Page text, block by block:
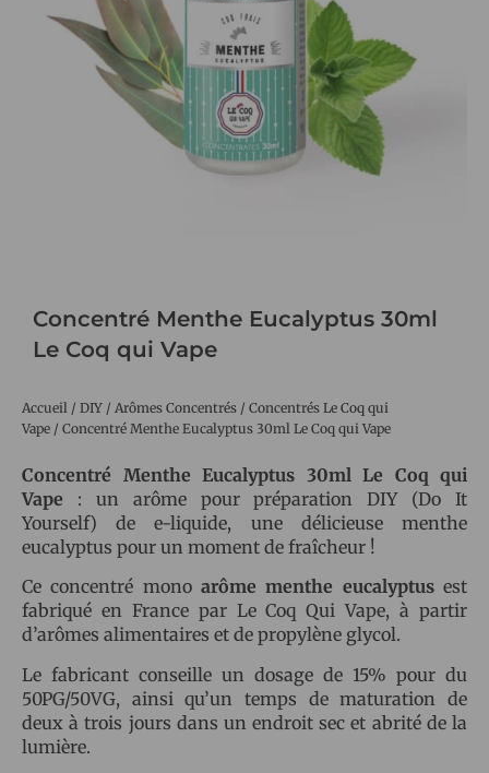
Concentré Menthe Eucalyptus 30ml
Le Coq qui Vape
Accueil / DIY / Arômes Concentrés / Concentrés Le Coq qui
Vape / Concentré Menthe Eucalyptus 30ml Le Coq qui Vape
Concentré Menthe Eucalyptus 30ml Le Coq qui
Vape : un arôme pour préparation DIY (Do It
Yourself) de e-liquide, une délicieuse menthe
eucalyptus pour un moment de fraîcheur !
Ce concentré mono arôme menthe eucalyptusest
fabriqué en France par Le Coq Qui Vape, à partir
d’arômes alimentaires et de propylène glycol.
Le fabricant conseille un dosage de 15% pour du
50PG/50VG, ainsi qu’un temps de maturation de
deux à trois jours dans un endroit sec et abrité de la
lumière.